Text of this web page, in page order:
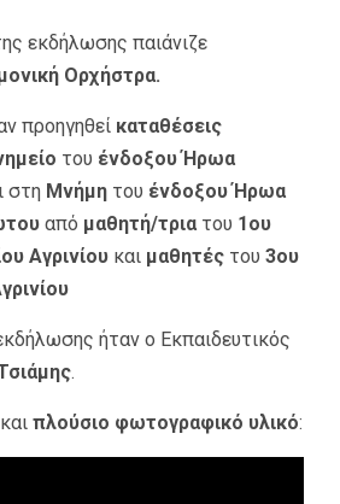
εκδήλωσης παιάνιζε
Ορχήστρα.
προηγηθεί καταθέσεις
του ένδοξου Ήρωα
στη Μνήμη του ένδοξου Ήρωα
από μαθητή/τρια του 1ου
Αγρινίου και μαθητές του 3ου
ήταν ο Εκπαιδευτικός
.
και πλούσιο φωτογραφικό υλικό: